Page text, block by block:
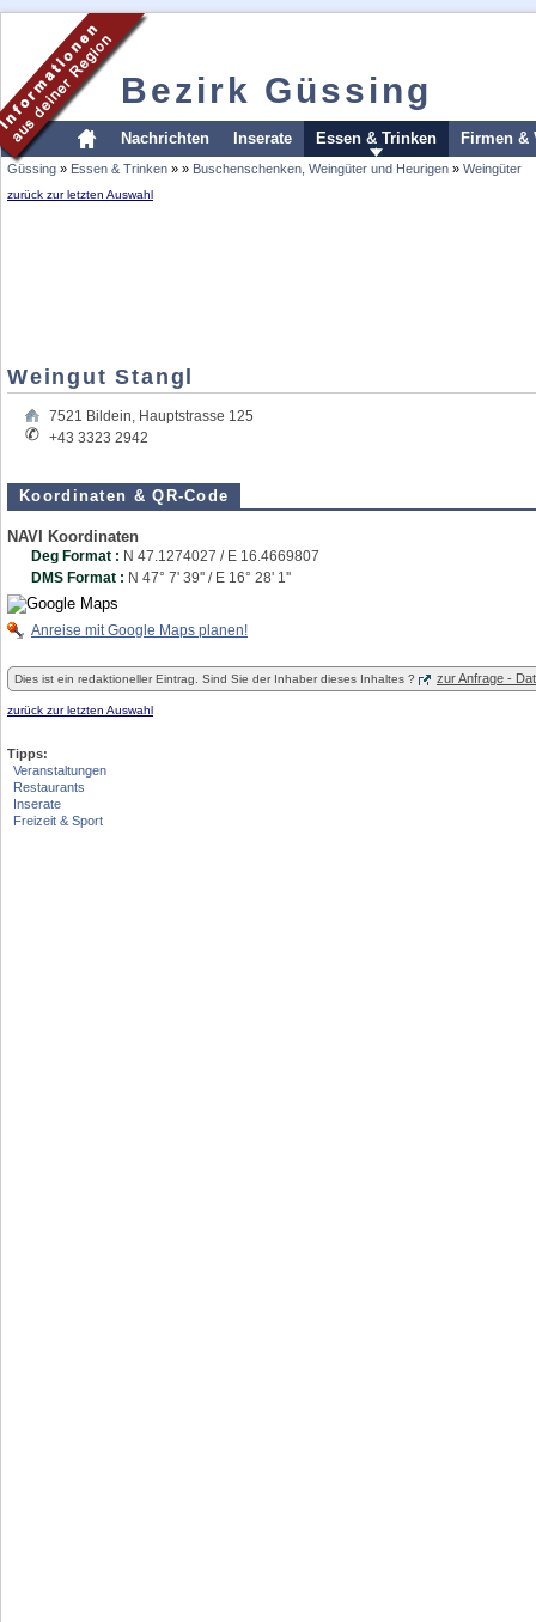
Bezirk Güssing
Nachrichten Inserate Essen & Trinken Firmen &
Güssing » Essen & Trinken » » Buschenschenken, Weingüter und Heurigen » Weingüter
zurück zur letzten Auswahl
Weingut Stangl
7521 Bildein, Hauptstrasse 125
+43 3323 2942
Koordinaten & QR-Code
NAVI Koordinaten
Deg Format : N 47.1274027 / E 16.4669807
DMS Format : N 47° 7' 39'' / E 16° 28' 1''
Anreise mit Google Maps planen!
Dies ist ein redaktioneller Eintrag. Sind Sie der Inhaber dieses Inhaltes ? zur Anfrage -
zurück zur letzten Auswahl
Tipps:
Veranstaltungen
Restaurants
Inserate
Freizeit & Sport